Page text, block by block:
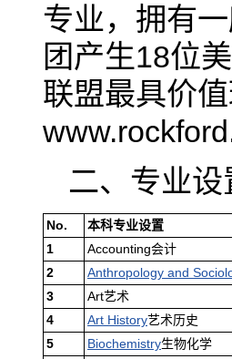
专业，拥有
团产生18位
联盟最具价
二、专业设
No.
本科专业设置
1
Accounting会计
2
Anthropology and
3
Art艺术
4
Art History艺术历史
5
Biochemistry生物化学